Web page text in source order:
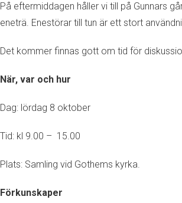
På eftermiddagen håller vi till på Gunnars
eneträ. Enestörar till tun är ett stort
Det kommer finnas gott om tid för
När, var och hur
Dag: lördag 8 oktober
Tid: kl 9.00 – 15.00
Plats: Samling vid Gothems kyrka.
Förkunskaper